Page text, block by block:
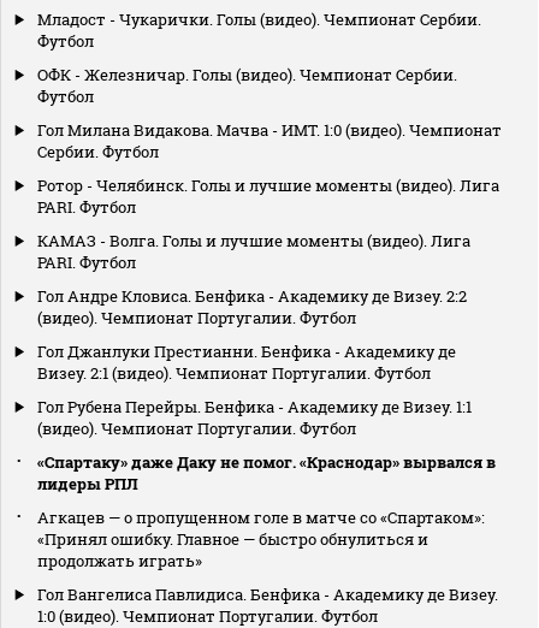
Младост - Чукарички. Голы (видео). Чемпионат Сербии.
Футбол
ОФК - Железничар. Голы (видео). Чемпионат Сербии.
Футбол
Гол Милана Видакова. Мачва - ИМТ. 1:0 (видео). Чемпионат
Сербии. Футбол
Ротор - Челябинск. Голы и лучшие моменты (видео). Лига
PARI. Футбол
КАМАЗ - Волга. Голы и лучшие моменты (видео). Лига
PARI. Футбол
Гол Андре Кловиса. Бенфика - Академику де Визеу. 2:2
(видео). Чемпионат Португалии. Футбол
Гол Джанлуки Престианни. Бенфика - Академику де
Визеу. 2:1 (видео). Чемпионат Португалии. Футбол
Гол Рубена Перейры. Бенфика - Академику де Визеу. 1:1
(видео). Чемпионат Португалии. Футбол
«Спартаку» даже Даку не помог. «Краснодар» вырвался в
лидеры РПЛ
Агкацев — о пропущенном голе в матче со «Спартаком»:
«Принял ошибку. Главное — быстро обнулиться и
продолжать играть»
Гол Вангелиса Павлидиса. Бенфика - Академику де Визеу.
1:0 (видео). Чемпионат Португалии. Футбол